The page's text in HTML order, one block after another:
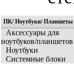
ПК/ Ноутбуки/ Планшеты
Аксессуары для
ноутбуков/планшетов
Ноутбуки
Системные блоки